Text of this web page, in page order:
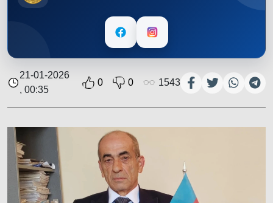
21-01-2026
, 00:35
0 0 1543